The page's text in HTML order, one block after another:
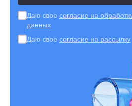
Даю свое согласие на
данных
Даю свое согласие на рассылку